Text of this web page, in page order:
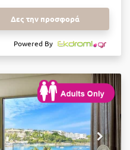
Δες την προσφορά
Powered By